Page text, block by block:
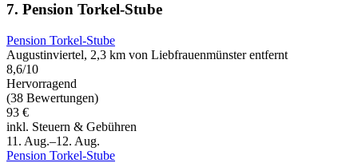
7. Pension Torkel-Stube
Pension Torkel-Stube
Augustinviertel, 2,3 km von Liebfrauenmünster entfernt
8,6/10
Hervorragend
(38 Bewertungen)
93 €
inkl. Steuern & Gebühren
11. Aug.–12. Aug.
Pension Torkel-Stube